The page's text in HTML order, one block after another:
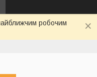
робочим